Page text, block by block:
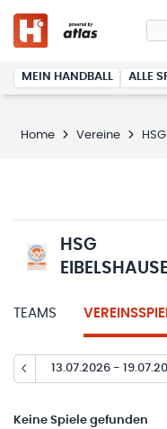
MEIN HANDBALL ALLE
Home Vereine
HSG
TEAMS
13.07.2026 -
Keine Spiele gefunden